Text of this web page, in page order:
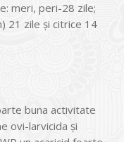
meri, peri-28 zile;
21 zile și citrice 14
buna activitate
ovi-larvicida și